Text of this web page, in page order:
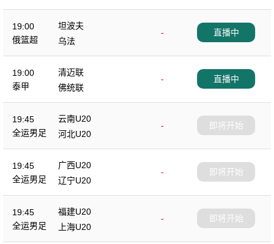
19:00
俄篮超
坦波夫
-
乌法
直播中
19:00
泰甲
清迈联
-
佛统联
直播中
19:45
全运男足
云南U20
-
河北U20
即将开始
19:45
全运男足
广西U20
-
辽宁U20
即将开始
19:45
全运男足
福建U20
-
上海U20
即将开始